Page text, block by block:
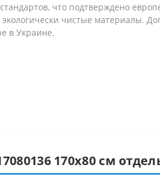
что подтверждено
чистые материалы.
в Украине.
170х80 см